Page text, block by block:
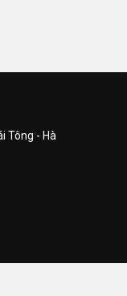
Tông - Hà